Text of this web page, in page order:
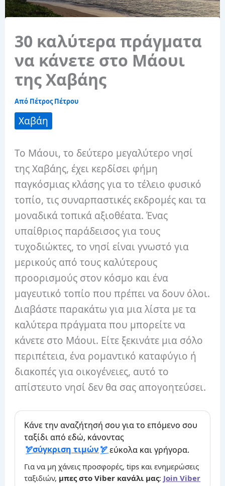
30 καλύτερα πράγματα
να κάνετε στο Μάουι
της Χαβάης
Από Πέτρος Πέτρου
Χαβάη
Το Μάουι, το δεύτερο μεγαλύτερο νησί
της Χαβάης, έχει κερδίσει φήμη
παγκόσμιας κλάσης για το τέλειο φυσικό
τοπίο, τις συναρπαστικές εκδρομές και τα
μοναδικά τοπικά αξιοθέατα. Ένας
υπαίθριος παράδεισος για τους
τυχοδιώκτες, το νησί είναι γνωστό για
μερικούς από τους καλύτερους
προορισμούς στον κόσμο και ένα
μαγευτικό τοπίο που πρέπει να δουν όλοι.
Διαβάστε παρακάτω για μια λίστα με τα
καλύτερα πράγματα που μπορείτε να
κάνετε στο Μάουι. Είτε ξεκινάτε μια σόλο
περιπέτεια, ένα ρομαντικό καταφύγιο ή
διακοπές για οικογένειες, αυτό το
απίστευτο νησί δεν θα σας απογοητεύσει.
Κάνε την αναζήτησή σου για το επόμενο σου
ταξίδι από εδώ, κάνοντας
σύγκριση τιμών
εύκολα και γρήγορα.
Για να μη χάνεις προσφορές, tips και ενημερώσεις
ταξιδιών, μπες στο Viber κανάλι μας: Join Viber